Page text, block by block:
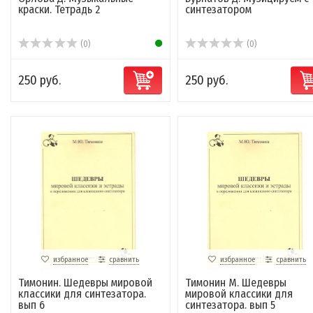
краски. Тетрадь 2
(0)
250 руб.
синтезатором
(0)
250 руб.
избранное сравнить
Тимонин. Шедевры мировой
классики для синтезатора.
вып 6
избранное сравнить
Тимонин М. Шедевры
мировой классики для
синтезатора. вып 5